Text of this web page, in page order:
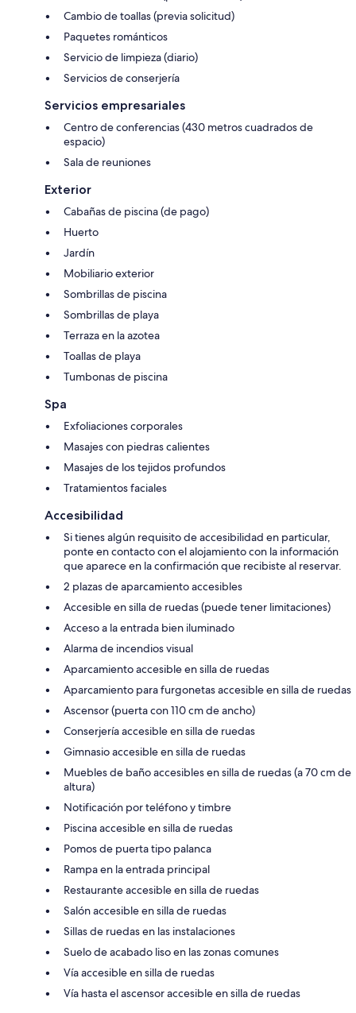
Cambio de toallas (previa solicitud)
Paquetes románticos
Servicio de limpieza (diario)
Servicios de conserjería
Servicios empresariales
Centro de conferencias (430 metros cuadrados de
espacio)
Sala de reuniones
Exterior
Cabañas de piscina (de pago)
Huerto
Jardín
Mobiliario exterior
Sombrillas de piscina
Sombrillas de playa
Terraza en la azotea
Toallas de playa
Tumbonas de piscina
Spa
Exfoliaciones corporales
Masajes con piedras calientes
Masajes de los tejidos profundos
Tratamientos faciales
Accesibilidad
Si tienes algún requisito de accesibilidad en particular,
ponte en contacto con el alojamiento con la información
que aparece en la confirmación que recibiste al reservar.
2 plazas de aparcamiento accesibles
Accesible en silla de ruedas (puede tener limitaciones)
Acceso a la entrada bien iluminado
Alarma de incendios visual
Aparcamiento accesible en silla de ruedas
Aparcamiento para furgonetas accesible en silla de ruedas
Ascensor (puerta con 110 cm de ancho)
Conserjería accesible en silla de ruedas
Gimnasio accesible en silla de ruedas
Muebles de baño accesibles en silla de ruedas (a 70 cm de
altura)
Notificación por teléfono y timbre
Piscina accesible en silla de ruedas
Pomos de puerta tipo palanca
Rampa en la entrada principal
Restaurante accesible en silla de ruedas
Salón accesible en silla de ruedas
Sillas de ruedas en las instalaciones
Suelo de acabado liso en las zonas comunes
Vía accesible en silla de ruedas
Vía hasta el ascensor accesible en silla de ruedas